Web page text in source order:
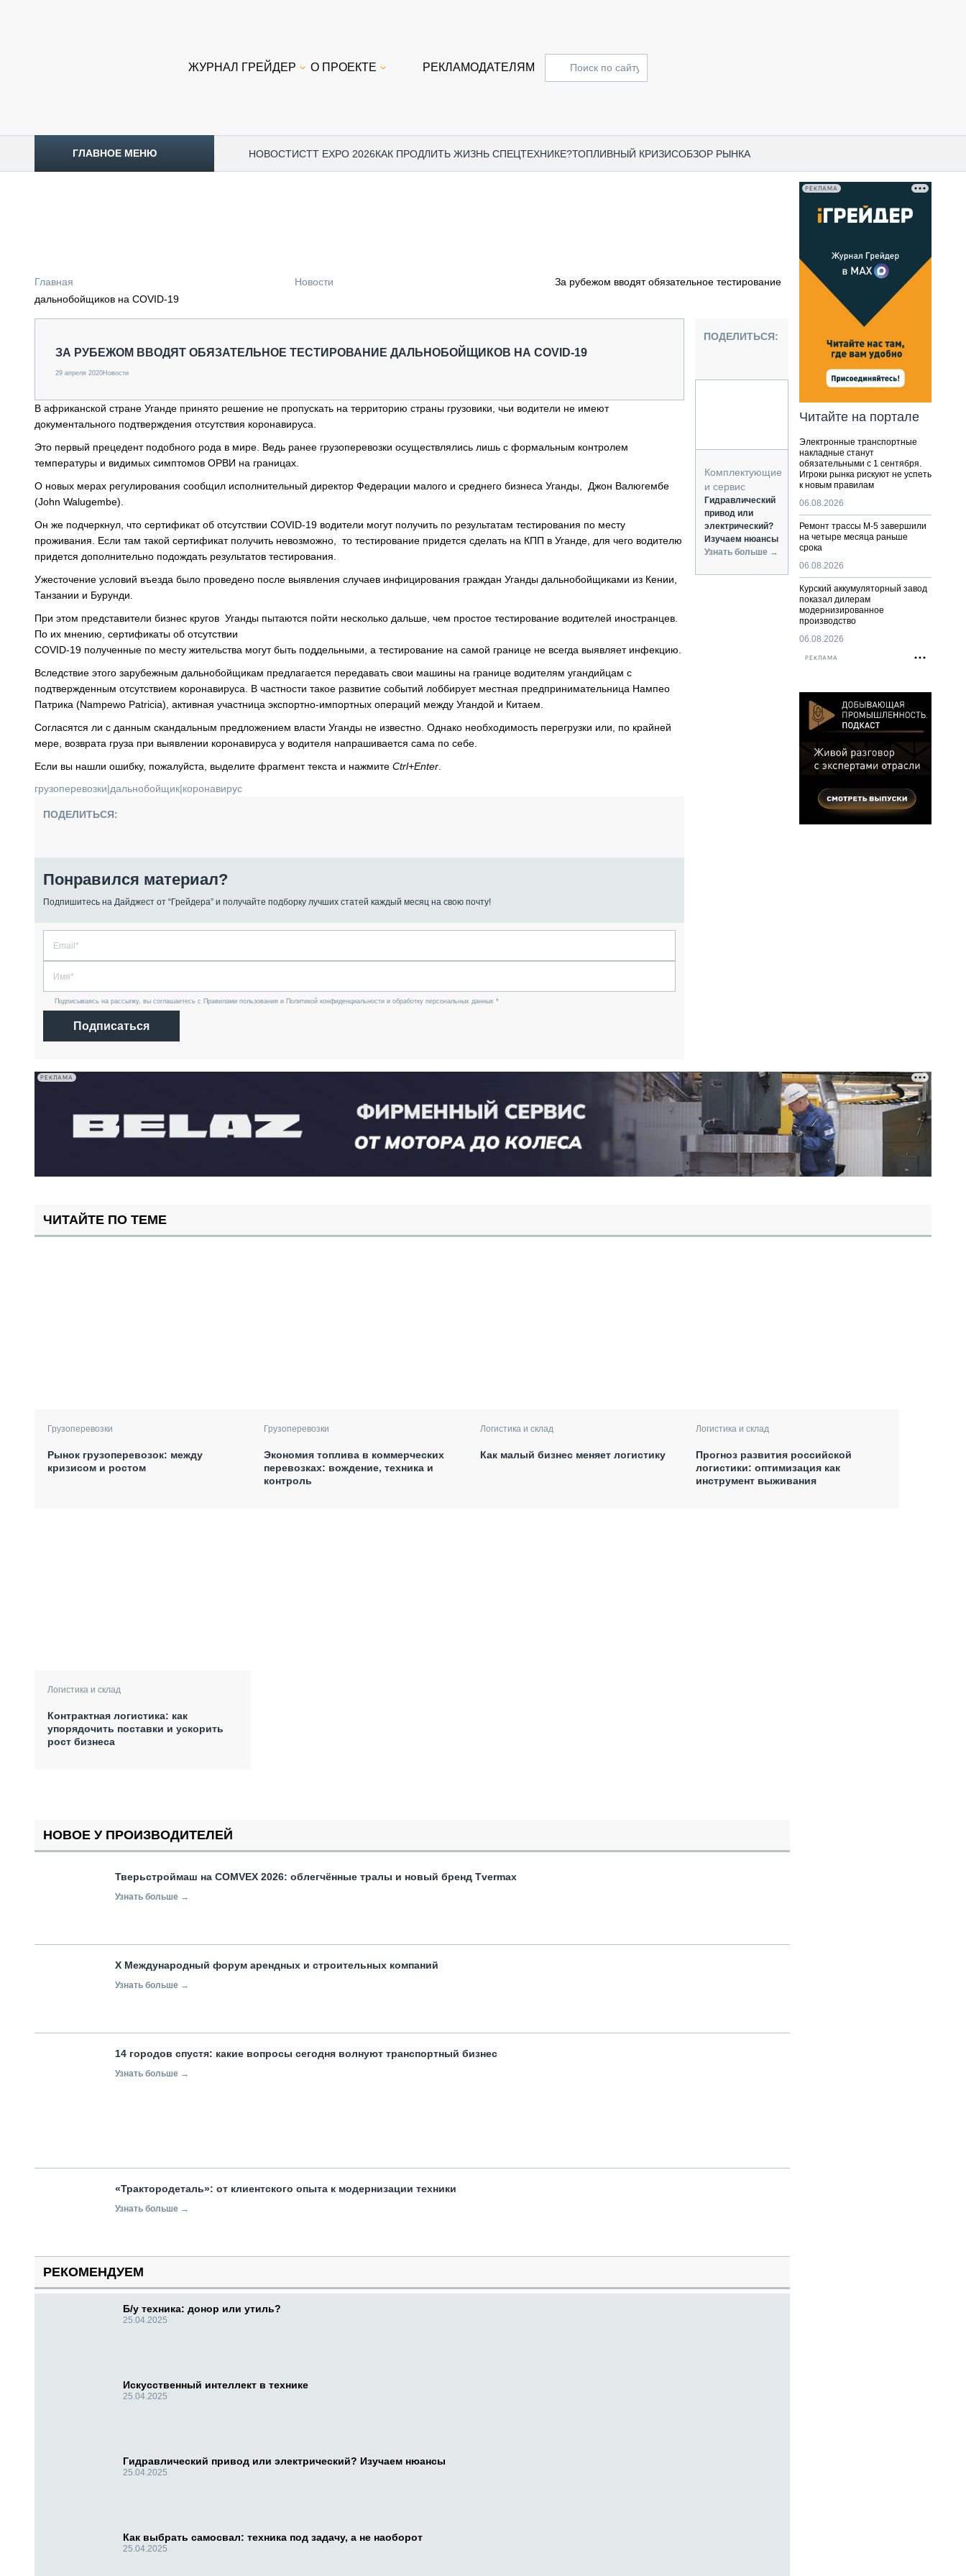
ЖУРНАЛ ГРЕЙДЕР О ПРОЕКТЕ РЕКЛАМОДАТЕЛЯМ
ГЛАВНОЕ МЕНЮ НОВОСТИCTT EXPO 2026КАК ПРОДЛИТЬ ЖИЗНЬ СПЕЦТЕХНИКЕ?ТОПЛИВНЫЙ КРИЗИСОБЗОР РЫНКА
ОБЗОР РЫНКА
ГРУЗОПЕРЕВОЗКИ
ИСПЫТАТЕЛИ
ТЕХНОЛОГИИ
ДОРОЖНАЯ ИНДУСТРИЯ
СЕРВИСМЕНЫ
БЛИЖАЙШИЕ МЕРОПРИЯТИЯ
ПОДЪЁМНАЯ ТЕХНИКА
ПАССАЖИРСКИЙ ТРАНСПОРТ
АВТОМАТИЗАЦИЯ И ТЕХНОЛОГИИ
Главная Новости
За рубежом вводят обязательное тестирование
дальнобойщиков на COVID-19
ЗА РУБЕЖОМ ВВОДЯТ ОБЯЗАТЕЛЬНОЕ ТЕСТИРОВАНИЕ ДАЛЬНОБОЙЩИКОВ НА COVID-19
29 апреля 2020Новости
В африканской стране Уганде принято решение не пропускать на территорию страны грузовики, чьи водители не имеют
документального подтверждения отсутствия коронавируса.
Это первый прецедент подобного рода в мире. Ведь ранее грузоперевозки осуществлялись лишь с формальным контролем
температуры и видимых симптомов ОРВИ на границах.
О новых мерах регулирования сообщил исполнительный директор Федерации малого и среднего бизнеса Уганды, Джон Валюгембе
(John Walugembe).
Он же подчеркнул, что сертификат об отсутствии COVID-19 водители могут получить по результатам тестирования по месту
проживания. Если там такой сертификат получить невозможно, то тестирование придется сделать на КПП в Уганде, для чего водителю
придется дополнительно подождать результатов тестирования.
Ужесточение условий въезда было проведено после выявления случаев инфицирования граждан Уганды дальнобойщиками из Кении,
Танзании и Бурунди.
При этом представители бизнес кругов Уганды пытаются пойти несколько дальше, чем простое тестирование водителей иностранцев.
По их мнению, сертификаты об отсутствии
COVID-19 полученные по месту жительства могут быть поддельными, а тестирование на самой границе не всегда выявляет инфекцию.
Вследствие этого зарубежным дальнобойщикам предлагается передавать свои машины на границе водителям угандийцам с
подтвержденным отсутствием коронавируса. В частности такое развитие событий лоббирует местная предпринимательница Нампео
Патрика (Nampewo Patricia), активная участница экспортно-импортных операций между Угандой и Китаем.
Согласятся ли с данным скандальным предложением власти Уганды не известно. Однако необходимость перегрузки или, по крайней
мере, возврата груза при выявлении коронавируса у водителя напрашивается сама по себе.
Если вы нашли ошибку, пожалуйста, выделите фрагмент текста и нажмите Ctrl+Enter
грузоперевозки|дальнобойщик|коронавирус
ПОДЕЛИТЬСЯ:
Понравился материал?
Подпишитесь на Дайджест от “Грейдера” и получайте подборку лучших статей каждый месяц на свою почту!
Подписываясь на рассылку, вы соглашаетесь с Правилами пользования и Политикой конфиденциальности и обработку персональных данных *
Подписаться
ПОДЕЛИТЬСЯ:
Комплектующие
и сервис
Гидравлический
привод или
электрический?
Изучаем нюансы
Узнать больше →
РЕКЛАМА
Читайте на портале
Электронные транспортные
накладные станут
обязательными с 1 сентября.
Игроки рынка рискуют не успеть
к новым правилам
06.08.2026
Ремонт трассы М-5 завершили
на четыре месяца раньше
срока
06.08.2026
Курский аккумуляторный завод
показал дилерам
модернизированное
производство
06.08.2026
РЕКЛАМА
РЕКЛАМА
ЧИТАЙТЕ ПО ТЕМЕ
Грузоперевозки
Рынок грузоперевозок: между
кризисом и ростом
Грузоперевозки
Экономия топлива в коммерческих
перевозках: вождение, техника и
контроль
Логистика и склад
Как малый бизнес меняет логистику
Логистика и склад
Прогноз развития российской
логистики: оптимизация как
инструмент выживания
Логистика и склад
Контрактная логистика: как
упорядочить поставки и ускорить
рост бизнеса
НОВОЕ У ПРОИЗВОДИТЕЛЕЙ
Тверьстроймаш на COMVEX 2026: облегчённые тралы и новый бренд Tvermax
Узнать больше →
X Международный форум арендных и строительных компаний
Узнать больше →
14 городов спустя: какие вопросы сегодня волнуют транспортный бизнес
Узнать больше →
«Трактородеталь»: от клиентского опыта к модернизации техники
Узнать больше →
РЕКОМЕНДУЕМ
Б/у техника: донор или утиль?
25.04.2025
Искусственный интеллект в технике
25.04.2025
Гидравлический привод или электрический? Изучаем нюансы
25.04.2025
Как выбрать самосвал: техника под задачу, а не наоборот
25.04.2025